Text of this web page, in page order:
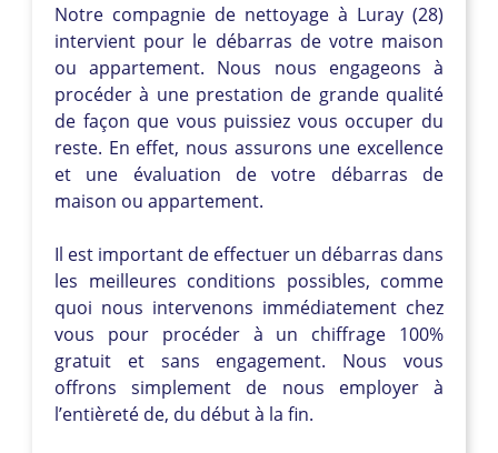
Notre compagnie de nettoyage à Luray (28)
intervient pour le débarras de votre maison
ou appartement. Nous nous engageons à
procéder à une prestation de grande qualité
de façon que vous puissiez vous occuper du
reste. En effet, nous assurons une excellence
et une évaluation de votre débarras de
maison ou appartement.
Il est important de effectuer un débarras dans
les meilleures conditions possibles, comme
quoi nous intervenons immédiatement chez
vous pour procéder à un chiffrage 100%
gratuit et sans engagement. Nous vous
offrons simplement de nous employer à
l’entièreté de, du début à la fin.